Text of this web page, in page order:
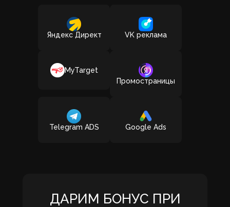
Яндекс Директ VK реклама
MyTarget
Промостраницы
Telegram ADS Google Ads
ДАРИМ БОНУС ПРИ